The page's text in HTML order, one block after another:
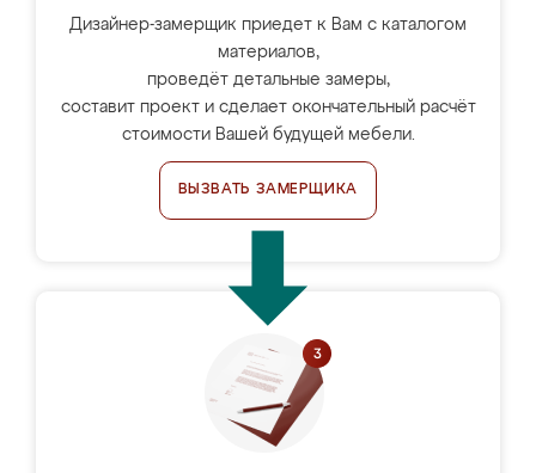
Дизайнер-замерщик приедет к Вам с каталогом
материалов,
проведёт детальные замеры,
составит проект и сделает окончательный расчёт
стоимости Вашей будущей мебели.
ВЫЗВАТЬ ЗАМЕРЩИКА